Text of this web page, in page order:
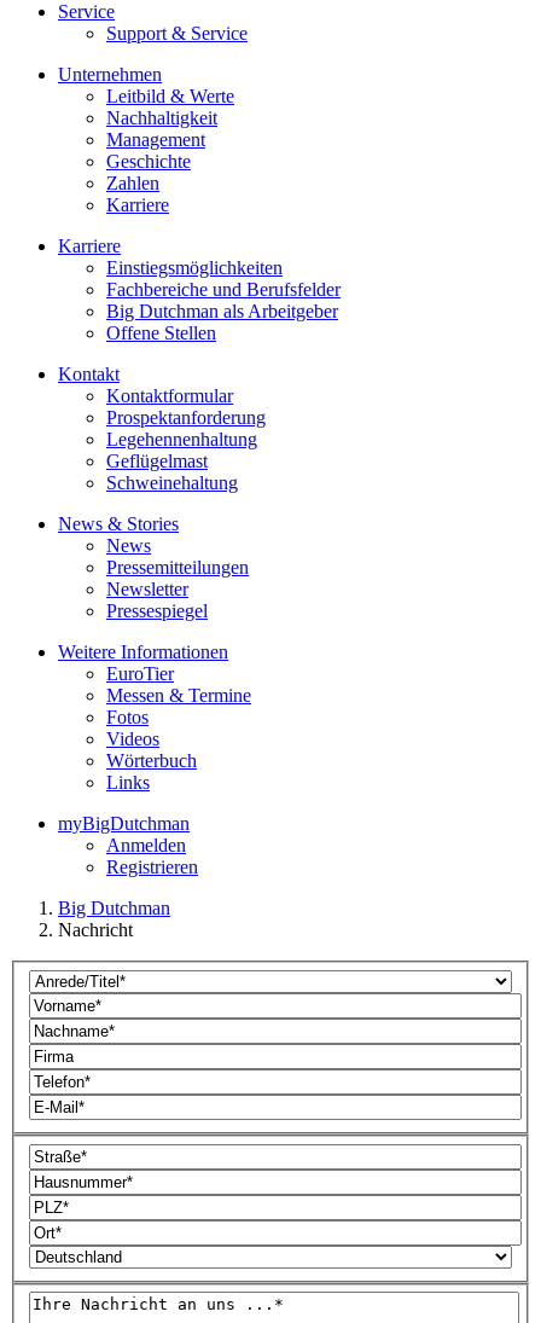
Service
Support & Service
Unternehmen
Leitbild & Werte
Nachhaltigkeit
Management
Geschichte
Zahlen
Karriere
Karriere
Einstiegsmöglichkeiten
Fachbereiche und Berufsfelder
Big Dutchman als Arbeitgeber
Offene Stellen
Kontakt
Kontaktformular
Prospektanforderung
Legehennenhaltung
Geflügelmast
Schweinehaltung
News & Stories
News
Pressemitteilungen
Newsletter
Pressespiegel
Weitere Informationen
EuroTier
Messen & Termine
Fotos
Videos
Wörterbuch
Links
myBigDutchman
Anmelden
Registrieren
Big Dutchman
Nachricht